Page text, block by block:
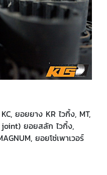
ยอยยาง KR ไวกิ้ง, MT,
ยอยสลัก ไวกิ้ง,
ยอยโซ่เพาเวอร์